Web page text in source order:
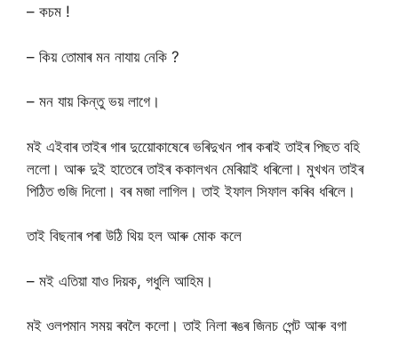
– কচম !
– কিয় তোমাৰ মন নাযায় নেকি ?
– মন যায় কিন্তু ভয় লাগে।
মই এইবাৰ তাইৰ গাৰ দুয়োেকাষেৰে ভৰিদুখন পাৰ কৰাই তাইৰ পিছত বহি
ললো। আৰু দুই হাতেৰে তাইৰ ককালখন মেৰিয়াই ধৰিলো। মুখখন তাইৰ
পিঠিত গুজি দিলো। বৰ মজা লাগিল। তাই ইফাল সিফাল কৰিব ধৰিলে।
তাই বিছনাৰ পৰা উঠি থিয় হল আৰু মোক কলে
– মই এতিয়া যাও দিয়ক, গধুলি আহিম।
মই ওলপমান সময় ৰবলৈ কলো। তাই নিলা ৰঙৰ জিনচ পেন্ট আৰু বগা